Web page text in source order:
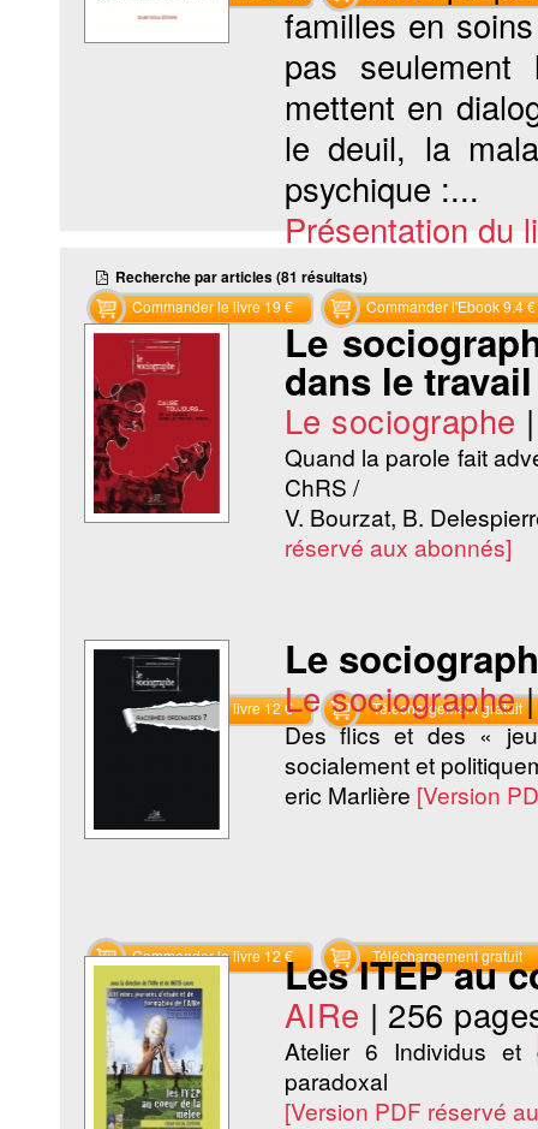
familles en
pas
mettent en
le deuil, la
psychique :...
Présentation du
Commander le livre 19 € Commander l'Ebook 9.4 €
Recherche par articles (81 résultats)
Le
dans le
Le sociographe
Quand la parole fait
ChRS /
V. Bourzat, B.
réservé aux abonnés]
Commander le livre 12 € Téléchargement gratuit
Le
Le sociographe
Des flics et des «
socialement et
eric Marlière [Version
Commander le livre 12 € Téléchargement gratuit
Les ITEP au
AIRe | 256
Atelier 6 Individus et
paradoxal
[Version PDF réservé